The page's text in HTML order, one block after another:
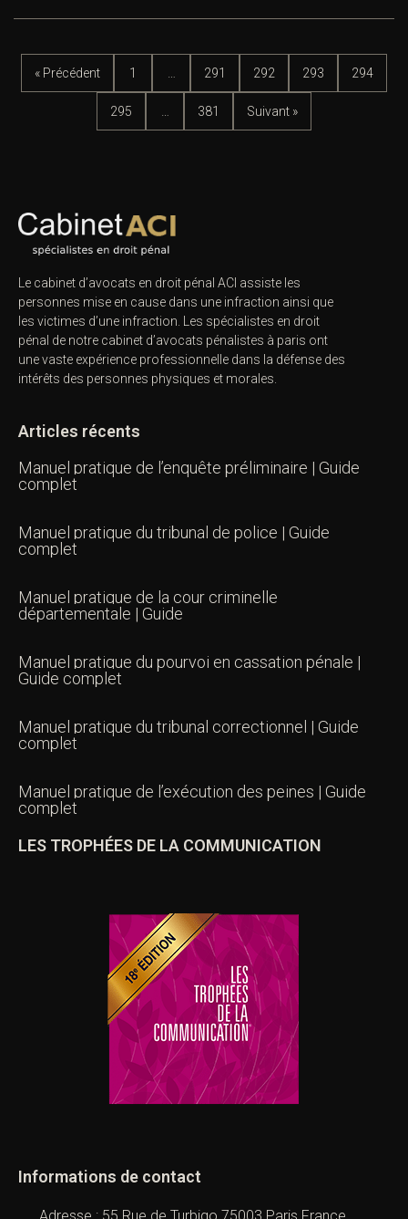
« Précédent 1 291 292 293 294
295 381 Suivant »
Le cabinet d’avocats en droit pénal ACI assiste les
personnes mise en cause dans une infraction ainsi que
les victimes d’une infraction. Les spécialistes en droit
pénal de notre cabinet d’avocats pénalistes à paris ont
une vaste expérience professionnelle dans la défense des
intérêts des personnes physiques et morales.
Articles récents
Manuel pratique de l’enquête préliminaire | Guide
complet
Manuel pratique du tribunal de police | Guide
complet
Manuel pratique de la cour criminelle
départementale | Guide
Manuel pratique du pourvoi en cassation pénale |
Guide complet
Manuel pratique du tribunal correctionnel | Guide
complet
Manuel pratique de l’exécution des peines | Guide
complet
LES TROPHÉES DE LA COMMUNICATION
Informations de contact